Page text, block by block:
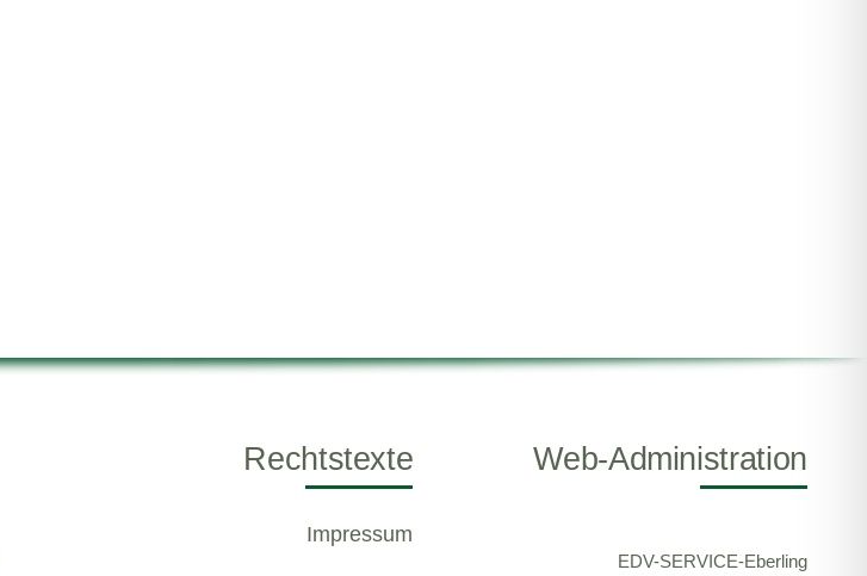
Rechtstexte
Impressum
Web-Administration
EDV-SERVICE-Eberling